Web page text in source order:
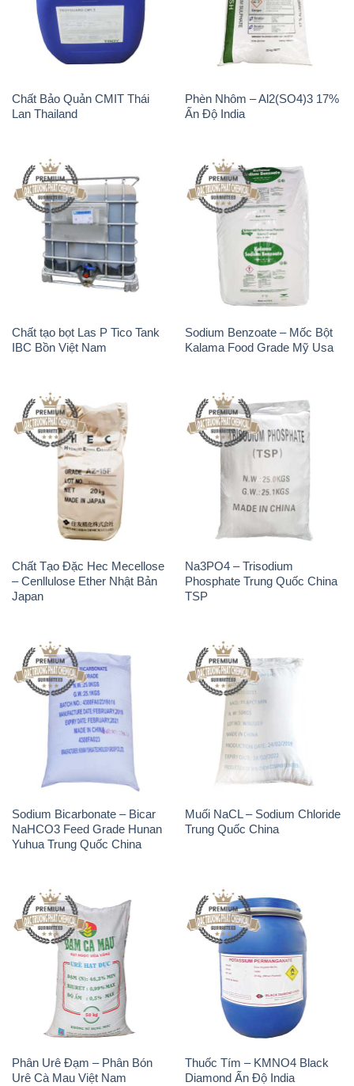
Chất Bảo Quản CMIT Thái
Lan Thailand
Phèn Nhôm – Al2(SO4)3 17%
Ấn Độ India
Chất tạo bọt Las P Tico Tank
IBC Bồn Việt Nam
Sodium Benzoate – Mốc Bột
Kalama Food Grade Mỹ Usa
Chất Tạo Đặc Hec Mecellose
– Cenllulose Ether Nhật Bản
Japan
Na3PO4 – Trisodium
Phosphate Trung Quốc China
TSP
Sodium Bicarbonate – Bicar
NaHCO3 Feed Grade Hunan
Yuhua Trung Quốc China
Muối NaCL – Sodium Chloride
Trung Quốc China
Phân Urê Đạm – Phân Bón
Urê Cà Mau Việt Nam
Thuốc Tím – KMNO4 Black
Diamond Ấn Độ India